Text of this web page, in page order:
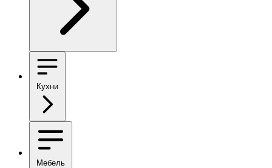
Кухни
Мебель